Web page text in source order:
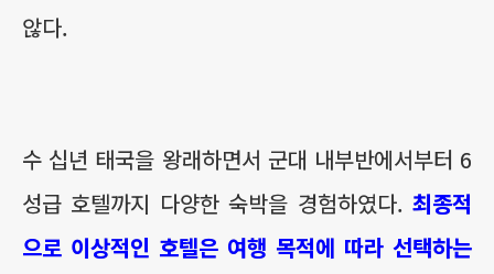
않다.
수 십년 태국을 왕래하면서 군대 내부반에서부터 6
성급 호텔까지 다양한 숙박을 경험하였다. 최종적
으로 이상적인 호텔은 여행 목적에 따라 선택하는